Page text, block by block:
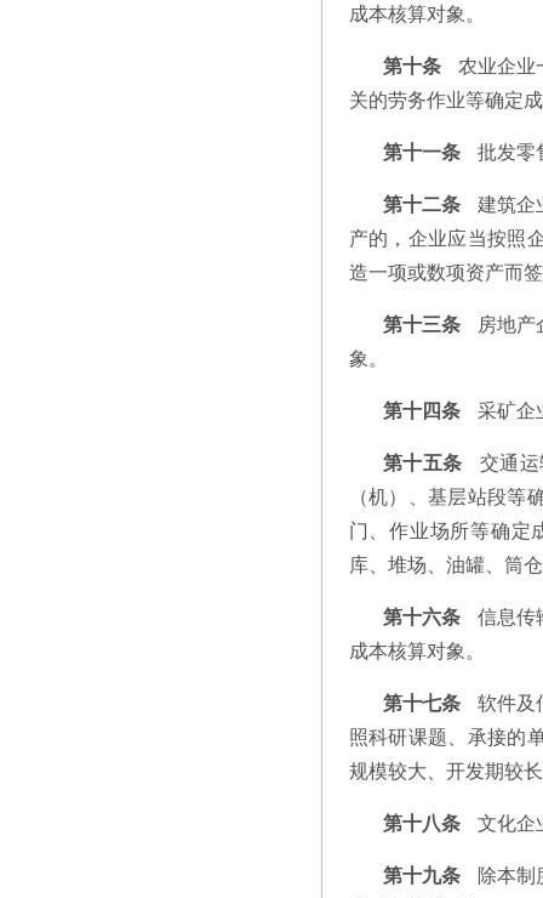
成本核算对象。
第十条
农业企业
关的劳务作业等确定
第十一条 批发零
第十二条
建筑企
产的，企业应当按照
造一项或数项资产而
第十三条
房地产
象。
第十四条 采矿企
第十五条
交通
（机）、基层站段等
门、作业场所等确定
库、堆场、油罐、筒
第十六条
信息传
成本核算对象。
第十七条
软件及
照科研课题、承接的
规模较大、开发期较
第十八条 文化企
第十九条
除本制